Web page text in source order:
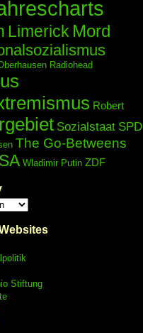
Limerick Mord
Radiohead
Robert
Sozialstaat SPD
The Go-Betweens
Wladimir Putin ZDF
Stiftung